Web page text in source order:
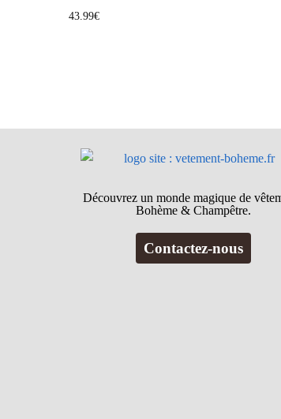
43.99€
Découvrez un monde magique de
Bohème & Champêtre.
Contactez-nous